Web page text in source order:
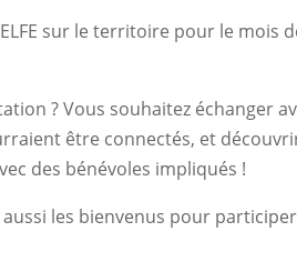
sur le territoire pour le mois
? Vous souhaitez échanger
être connectés, et
des bénévoles impliqués !
les bienvenus pour